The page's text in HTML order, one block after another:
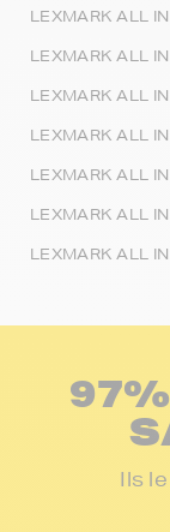
LEXMARK ALL
LEXMARK ALL
LEXMARK ALL
LEXMARK ALL
LEXMARK ALL
LEXMARK ALL
LEXMARK ALL
Ils